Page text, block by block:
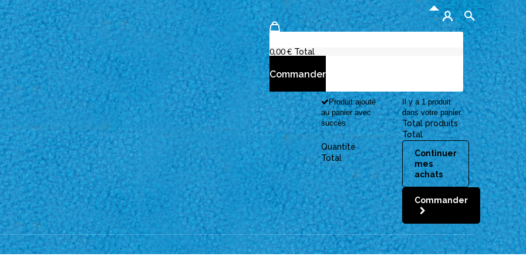
0,00 € Total
Commander
Produit ajouté
au panier avec
succès
Quantité
Total
Il y a 1 produit
dans votre panier.
Total produits
Total
Continuer
mes
achats
Commander